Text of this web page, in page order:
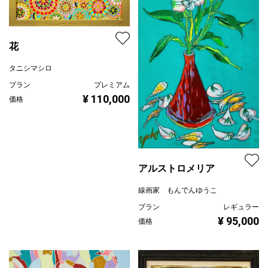
花
タニシマシロ
プラン
プレミアム
価格
¥ 110,000
アルストロメリア
線画家 もんでんゆうこ
プラン
レギュラー
価格
¥ 95,000